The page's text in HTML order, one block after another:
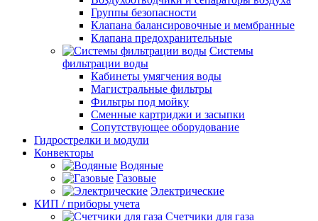
Группы безопасности
Клапана балансировочные и мембранные
Клапана предохранительные
Системы
фильтрации воды
Кабинеты умягчения воды
Магистральные фильтры
Фильтры под мойку
Сменные картриджи и засыпки
Сопутствующее оборудование
Гидрострелки и модули
Конвекторы
Водяные
Газовые
Электрические
КИП / приборы учета
Счетчики для газа